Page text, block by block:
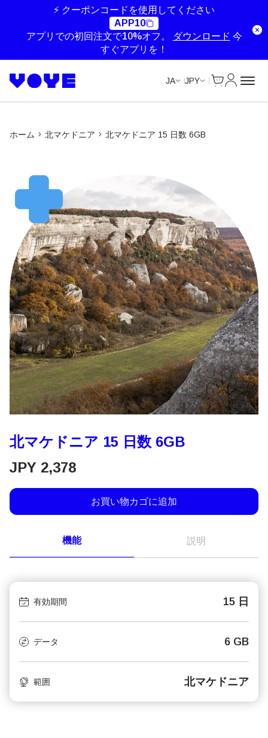
⚡ クーポンコードを使用してください
APP10
アプリでの初回注文で10%オフ。
ダウンロード 今
すぐアプリを！
JA JPY
ホーム 北マケドニア 北マケドニア 15 日数 6GB
北マケドニア 15 日数 6GB
JPY 2,378
お買い物カゴに追加
機能 説明
有効期間 15 日
データ 6 GB
範囲 北マケドニア